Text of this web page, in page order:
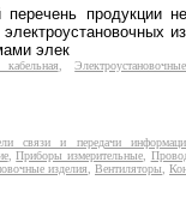
продукции
элек
,
связи и передачи
,Приборы измерительные,
изделия Вентиляторы